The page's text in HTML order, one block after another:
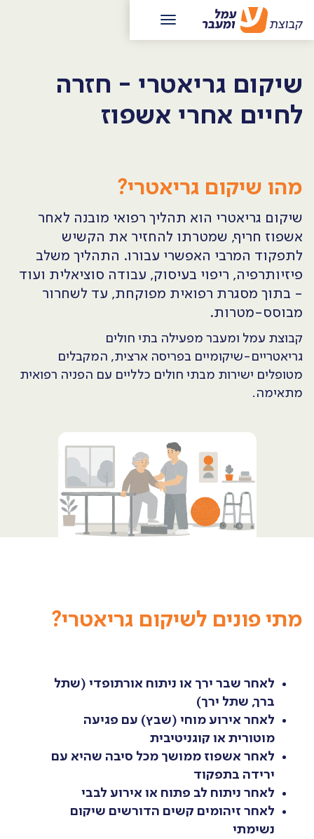
שיקום גריאטרי - חזרה
לחיים אחרי אשפוז
מהו שיקום גריאטרי?
שיקום גריאטרי הוא תהליך רפואי מובנה לאחר
אשפוז חריף, שמטרתו להחזיר את הקשיש
לתפקוד המרבי האפשרי עבורו. התהליך משלב
פיזיותרפיה, ריפוי בעיסוק, עבודה סוציאלית ועוד
- בתוך מסגרת רפואית מפוקחת, עד לשחרור
מבוסס-מטרות.
קבוצת עמל ומעבר מפעילה בתי חולים
גריאטריים-שיקומיים בפריסה ארצית, המקבלים
מטופלים ישירות מבתי חולים כלליים עם הפניה רפואית
מתאימה.
מתי פונים לשיקום גריאטרי?
לאחר שבר ירך או ניתוח אורתופדי (שתל
ברך, שתל ירך)
לאחר אירוע מוחי (שבץ) עם פגיעה
מוטורית או קוגניטיבית
לאחר אשפוז ממושך מכל סיבה שהיא עם
ירידה בתפקוד
לאחר ניתוח לב פתוח או אירוע לבבי
לאחר זיהומים קשים הדורשים שיקום
נשימתי